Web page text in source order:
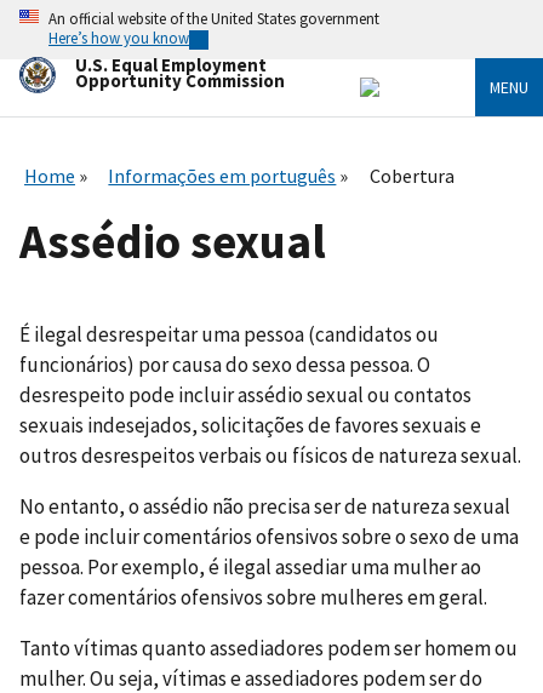
Skip
main
content
An official website of the United States government
Here’s how you know
U.S. Equal Employment
Opportunity Commission MENU
Home Informações em português Cobertura
Assédio sexual
É ilegal desrespeitar uma pessoa (candidatos ou
funcionários) por causa do sexo dessa pessoa. O
desrespeito pode incluir assédio sexual ou contatos
sexuais indesejados, solicitações de favores sexuais e
outros desrespeitos verbais ou físicos de natureza sexual.
No entanto, o assédio não precisa ser de natureza sexual
e pode incluir comentários ofensivos sobre o sexo de uma
pessoa. Por exemplo, é ilegal assediar uma mulher ao
fazer comentários ofensivos sobre mulheres em geral.
Tanto vítimas quanto assediadores podem ser homem ou
mulher. Ou seja, vítimas e assediadores podem ser do